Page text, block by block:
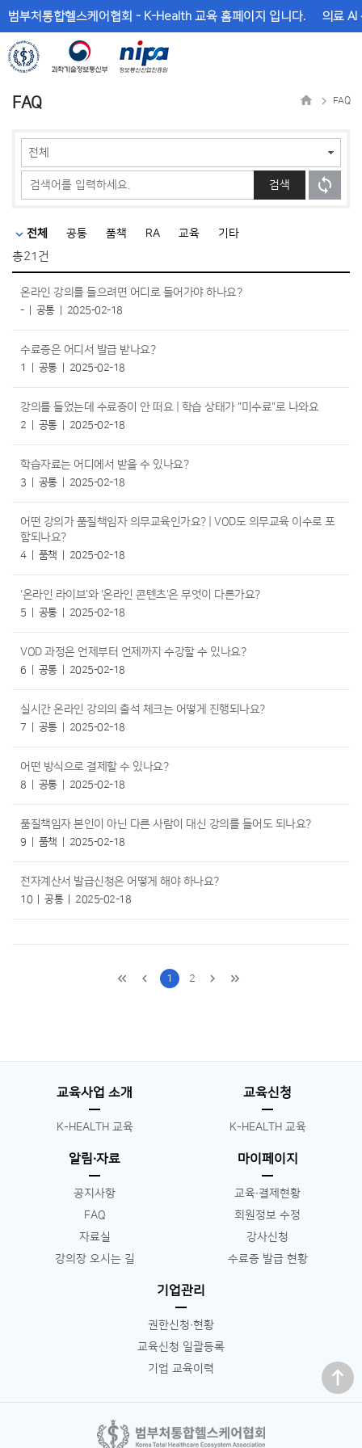
뉴
바
로
가
문
바
로
가
범부처통합헬스케어협회 - K-Health 교육 홈페이지 입니다. 의료 AI
FAQ FAQ
검색
전체 공통 품책 RA 교육 기타
총21건
- 공통
온라인 강의를 들으려면 어디로 들어가야 하나요?
2025-02-18
1 공통
수료증은 어디서 발급 받나요?
2025-02-18
2 공통
강의를 들었는데 수료증이 안 떠요 | 학습 상태가 "미수료"로 나와요
2025-02-18
3 공통
학습자료는 어디에서 받을 수 있나요?
2025-02-18
4 품책
어떤 강의가 품질책임자 의무교육인가요? | VOD도 의무교육 이수로 포
함되나요?
2025-02-18
5 공통
'온라인 라이브'와 '온라인 콘텐츠'은 무엇이 다른가요?
2025-02-18
6 공통
VOD 과정은 언제부터 언제까지 수강할 수 있나요?
2025-02-18
7 공통
실시간 온라인 강의의 출석 체크는 어떻게 진행되나요?
2025-02-18
8 공통
어떤 방식으로 결제할 수 있나요?
2025-02-18
9 품책
품질책임자 본인이 아닌 다른 사람이 대신 강의를 들어도 되나요?
2025-02-18
10 공통
전자계산서 발급신청은 어떻게 해야 하나요?
2025-02-18
1 2
교육사업 소개
K-HEALTH 교육
교육신청
K-HEALTH 교육
알림∙자료
공지사항
FAQ
자료실
강의장 오시는 길
마이페이지
교육∙결제현황
회원정보 수정
강사신청
수료증 발급 현황
기업관리
권한신청∙현황
교육신청 일괄등록
기업 교육이력
맨 위로